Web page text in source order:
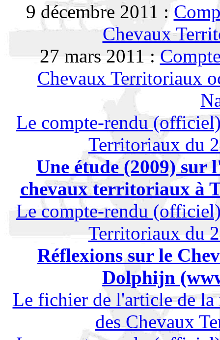
9 décembre 2011 :
Chevaux
27 mars 2011 :
Chevaux Territoriaux
Le compte-rendu
Territoriaux du
Une étude (2009) sur
chevaux territoriaux à
Le compte-rendu
Territoriaux du
Réflexions sur le
Dolphijn
Le fichier de l'article de la
des Chevaux